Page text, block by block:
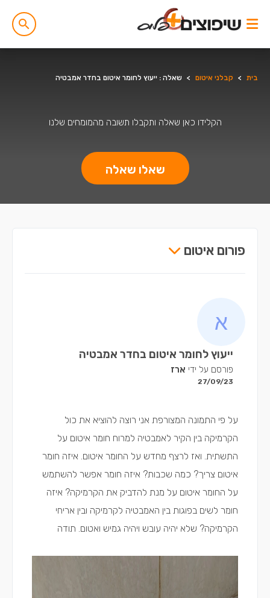
בית > קבלני איטום > שאלה : ייעוץ לחומר איטום בחדר אמבטיה
הקלידו כאן שאלה ותקבלו תשובה מהמומחים שלנו
שאלו שאלה
פורום איטום
ייעוץ לחומר איטום בחדר אמבטיה
פורסם על ידי ארז
27/09/23
על פי התמונה המצורפת אני רוצה להוציא את כול
הקרמיקה בין הקיר לאמבטיה למרוח חומר איטום על
התשתית. ואז לרצף מחדש על החומר איטום. איזה חומר
איטום צריך? כמה שכבות? איזה חומר אפשר להשתמש
על החומר איטום על מנת להדביק את הקרמיקה? איזה
חומר לשים בפוגות בין האמבטיה לקרמיקה ובין אריחי
הקרמיקה? שלא יהיה עובש ויהיה גמיש ואטום. תודה